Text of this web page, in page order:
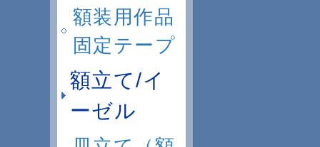
額装用作品
固定テープ
額立て/イ
ーゼル